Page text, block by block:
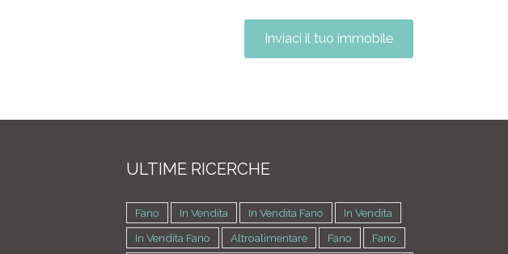
Inviaci il tuo immobile
ULTIME RICERCHE
Fano In Vendita In Vendita Fano
In Vendita
In Vendita Fano
Altroalimentare Fano Fano